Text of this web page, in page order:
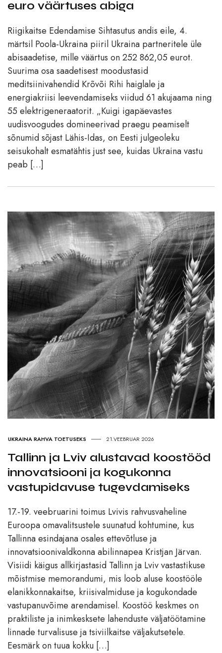
euro väärtuses abiga
Riigikaitse Edendamise Sihtasutus andis eile, 4.
märtsil Poola-Ukraina piiril Ukraina partneritele üle
abisaadetise, mille väärtus on 252 862,05 eurot.
Suurima osa saadetisest moodustasid
meditsiinivahendid Krõvõi Rihi haiglale ja
energiakriisi leevendamiseks viidud 61 akujaama ning
55 elektrigeneraatorit. „Kuigi igapäevastes
uudisvoogudes domineerivad praegu peamiselt
sõnumid sõjast Lähis-Idas, on Eesti julgeoleku
seisukohalt esmatähtis just see, kuidas Ukraina vastu
peab […]
UKRAINA RAHVA TOETUSEKS 21.VEEBRUAR 2026
Tallinn ja Lviv alustavad koostööd
innovatsiooni ja kogukonna
vastupidavuse tugevdamiseks
17.-19. veebruarini toimus Lvivis rahvusvaheline
Euroopa omavalitsustele suunatud kohtumine, kus
Tallinna esindajana osales ettevõtluse ja
innovatsioonivaldkonna abilinnapea Kristjan Järvan.
Visiidi käigus allkirjastasid Tallinn ja Lviv vastastikuse
mõistmise memorandumi, mis loob aluse koostööle
elanikkonnakaitse, kriisivalmiduse ja kogukondade
vastupanuvõime arendamisel. Koostöö keskmes on
praktiliste ja inimkesksete lahenduste väljatöötamine
linnade turvalisuse ja tsiviilkaitse väljakutsetele.
Eesmärk on tuua kokku […]